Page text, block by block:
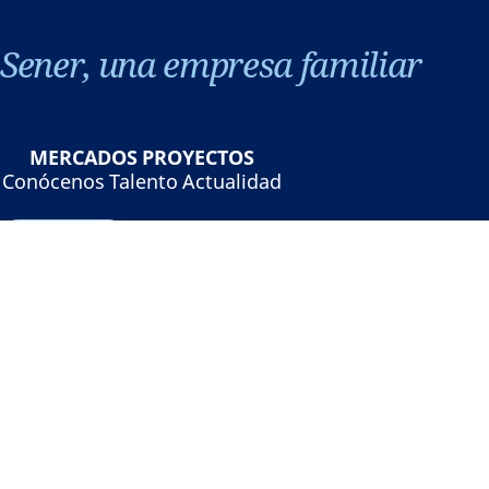
Sener, una empresa familiar
MERCADOS PROYECTOS
Conócenos Talento Actualidad